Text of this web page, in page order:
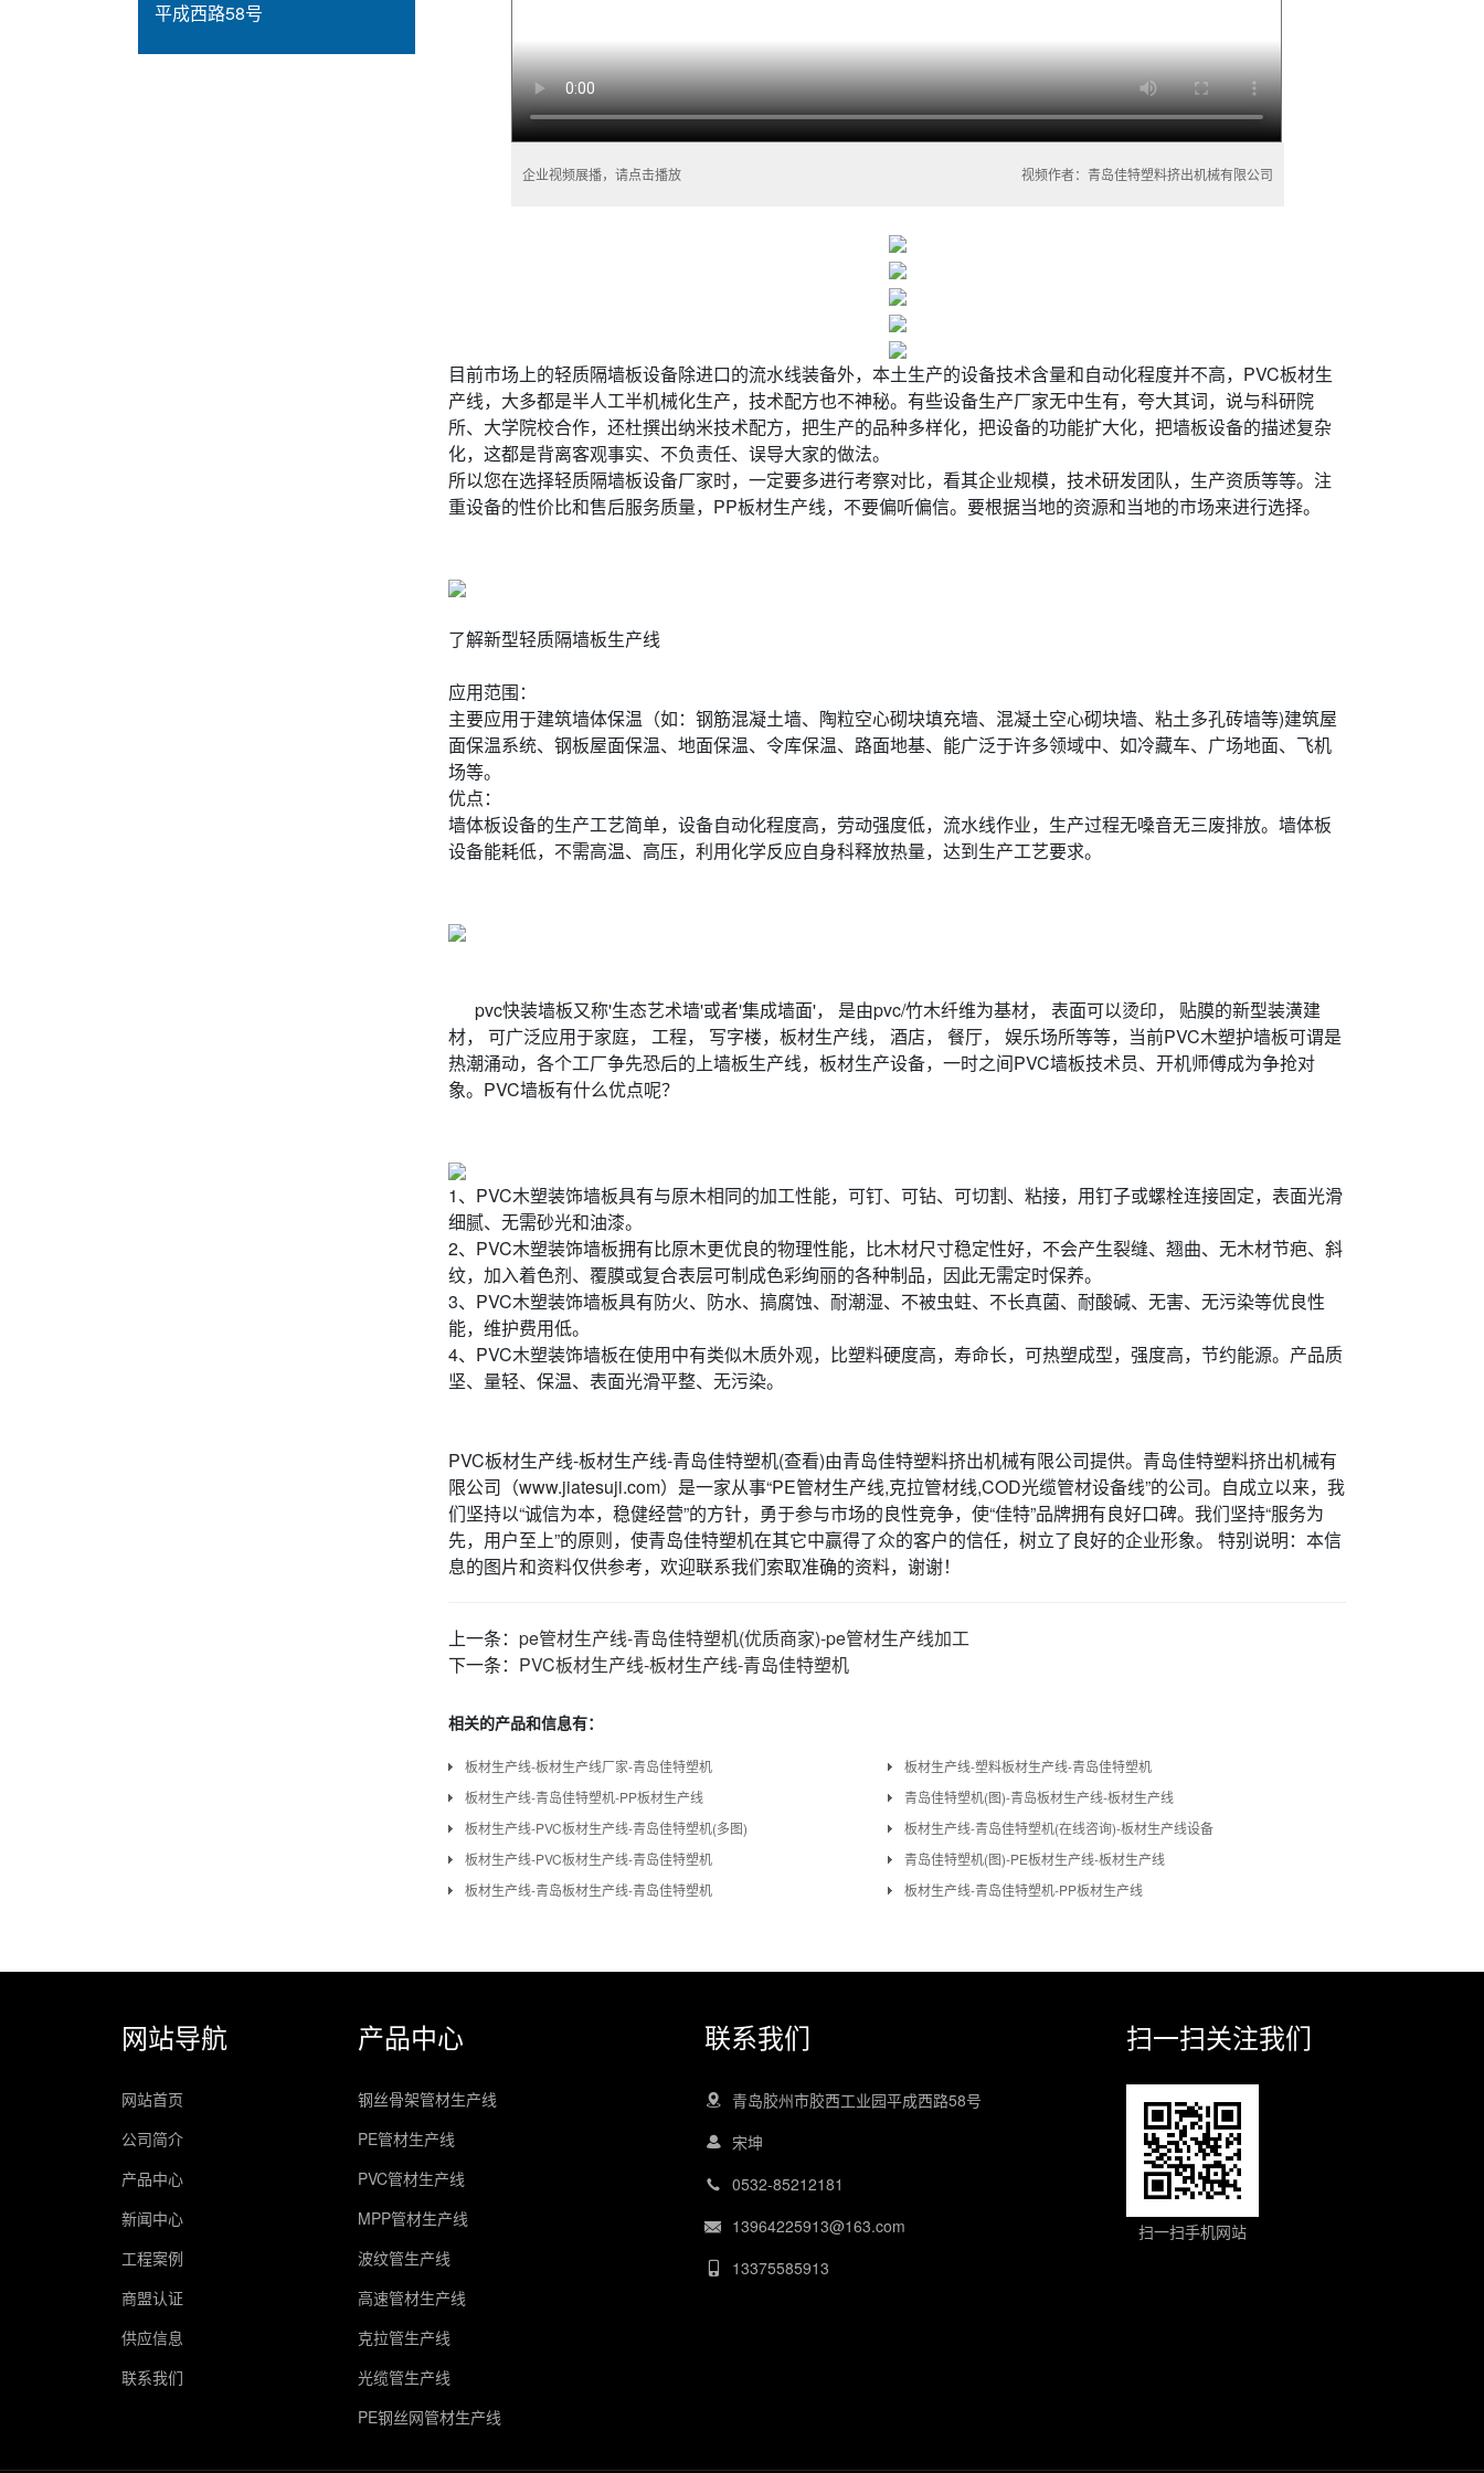
平成西路58号
企业视频展播，请点击播放 视频作者：青岛佳特塑料挤出机械有限公司
目前市场上的轻质隔墙板设备除进口的流水线装备外，本土生产的设备技术含量和自动化程度并不高，PVC板材生
产线，大多都是半人工半机械化生产，技术配方也不神秘。有些设备生产厂家无中生有，夸大其词，说与科研院
所、大学院校合作，还杜撰出纳米技术配方，把生产的品种多样化，把设备的功能扩大化，把墙板设备的描述复杂
化，这都是背离客观事实、不负责任、误导大家的做法。
所以您在选择轻质隔墙板设备厂家时，一定要多进行考察对比，看其企业规模，技术研发团队，生产资质等等。注
重设备的性价比和售后服务质量，PP板材生产线，不要偏听偏信。要根据当地的资源和当地的市场来进行选择。
了解新型轻质隔墙板生产线
应用范围：
主要应用于建筑墙体保温（如：钢筋混凝土墙、陶粒空心砌块填充墙、混凝土空心砌块墙、粘土多孔砖墙等)建筑屋
面保温系统、钢板屋面保温、地面保温、令库保温、路面地基、能广泛于许多领域中、如冷藏车、广场地面、飞机
场等。
优点：
墙体板设备的生产工艺简单，设备自动化程度高，劳动强度低，流水线作业，生产过程无嗓音无三废排放。墙体板
设备能耗低，不需高温、高压，利用化学反应自身科释放热量，达到生产工艺要求。
pvc快装墙板又称'生态艺术墙'或者'集成墙面'， 是由pvc/竹木纤维为基材， 表面可以烫印， 贴膜的新型装潢建
材， 可广泛应用于家庭， 工程， 写字楼，板材生产线， 酒店， 餐厅， 娱乐场所等等，当前PVC木塑护墙板可谓是
热潮涌动，各个工厂争先恐后的上墙板生产线，板材生产设备，一时之间PVC墙板技术员、开机师傅成为争抢对
象。PVC墙板有什么优点呢？
1、PVC木塑装饰墙板具有与原木相同的加工性能，可钉、可钻、可切割、粘接，用钉子或螺栓连接固定，表面光滑
细腻、无需砂光和油漆。
2、PVC木塑装饰墙板拥有比原木更优良的物理性能，比木材尺寸稳定性好，不会产生裂缝、翘曲、无木材节疤、斜
纹，加入着色剂、覆膜或复合表层可制成色彩绚丽的各种制品，因此无需定时保养。
3、PVC木塑装饰墙板具有防火、防水、搞腐蚀、耐潮湿、不被虫蛀、不长真菌、耐酸碱、无害、无污染等优良性
能，维护费用低。
4、PVC木塑装饰墙板在使用中有类似木质外观，比塑料硬度高，寿命长，可热塑成型，强度高，节约能源。产品质
坚、量轻、保温、表面光滑平整、无污染。
PVC板材生产线-板材生产线-青岛佳特塑机(查看)由青岛佳特塑料挤出机械有限公司提供。青岛佳特塑料挤出机械有
限公司（www.jiatesuji.com）是一家从事“PE管材生产线,克拉管材线,COD光缆管材设备线”的公司。自成立以来，我
们坚持以“诚信为本，稳健经营”的方针，勇于参与市场的良性竞争，使“佳特”品牌拥有良好口碑。我们坚持“服务为
先，用户至上”的原则，使青岛佳特塑机在其它中赢得了众的客户的信任，树立了良好的企业形象。 特别说明：本信
息的图片和资料仅供参考，欢迎联系我们索取准确的资料，谢谢！
上一条： pe管材生产线-青岛佳特塑机(优质商家)-pe管材生产线加工
下一条： PVC板材生产线-板材生产线-青岛佳特塑机
相关的产品和信息有：
板材生产线-板材生产线厂家-青岛佳特塑机
板材生产线-塑料板材生产线-青岛佳特塑机
板材生产线-青岛佳特塑机-PP板材生产线
青岛佳特塑机(图)-青岛板材生产线-板材生产线
板材生产线-PVC板材生产线-青岛佳特塑机(多图)
板材生产线-青岛佳特塑机(在线咨询)-板材生产线设备
板材生产线-PVC板材生产线-青岛佳特塑机
青岛佳特塑机(图)-PE板材生产线-板材生产线
板材生产线-青岛板材生产线-青岛佳特塑机
板材生产线-青岛佳特塑机-PP板材生产线
网站导航
网站首页
公司简介
产品中心
新闻中心
工程案例
商盟认证
供应信息
联系我们
产品中心
钢丝骨架管材生产线
PE管材生产线
PVC管材生产线
MPP管材生产线
波纹管生产线
高速管材生产线
克拉管生产线
光缆管生产线
PE钢丝网管材生产线
联系我们
青岛胶州市胶西工业园平成西路58号
宋坤
0532-85212181
13964225913@163.com
13375585913
扫一扫关注我们
扫一扫手机网站